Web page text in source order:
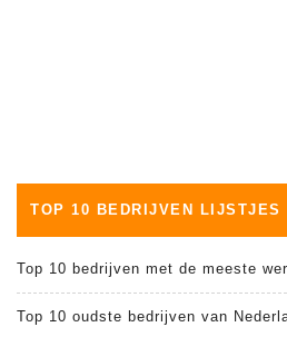
TOP 10 BEDRIJVEN LIJSTJES
Top 10 bedrijven met de meeste
Top 10 oudste bedrijven van